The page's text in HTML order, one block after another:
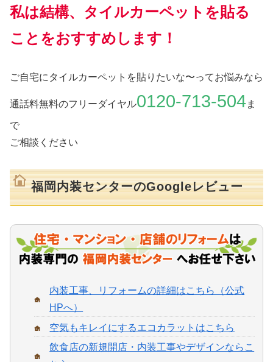
私は結構、タイルカーペットを貼る
ことをおすすめします！
ご自宅にタイルカーペットを貼りたいな〜ってお悩みなら
通話料無料のフリーダイヤル0120-713-504ま
で
ご相談ください
福岡内装センターのGoogleレビュー
内装工事、リフォームの詳細はこちら（公式
HPへ）
空気もキレイにするエコカラットはこちら
飲食店の新規開店・内装工事やデザインならこ